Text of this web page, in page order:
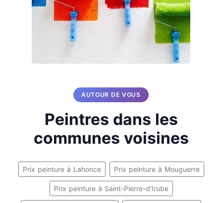
AUTOUR DE VOUS
Peintres dans les
communes voisines
Prix peinture à Lahonce Prix peinture à Mouguerre
Prix peinture à Saint-Pierre-d'Irube